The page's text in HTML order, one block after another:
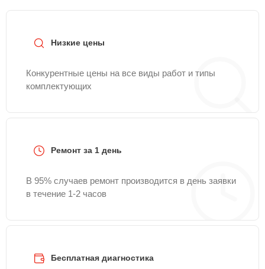
Низкие цены
Конкурентные цены на все виды работ и типы
комплектующих
Ремонт за 1 день
В 95% случаев ремонт производится в день заявки
в течение 1-2 часов
Бесплатная диагностика